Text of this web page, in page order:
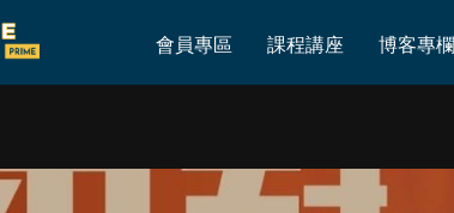
會員專區 課程講座 博客專欄
– 5月15日, 一週分析策略